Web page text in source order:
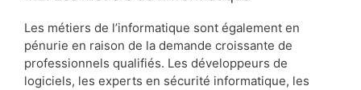
Les métiers de l’informatique sont également en
pénurie en raison de la demande croissante de
professionnels qualifiés. Les développeurs de
logiciels, les experts en sécurité informatique, les